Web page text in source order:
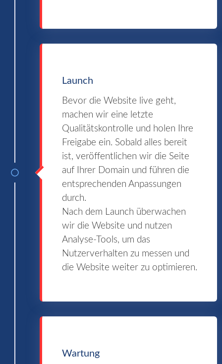
Launch
Bevor die Website live geht,
machen wir eine letzte
Qualitätskontrolle und holen Ihre
Freigabe ein. Sobald alles bereit
ist, veröffentlichen wir die Seite
auf Ihrer Domain und führen die
entsprechenden Anpassungen
durch.
Nach dem Launch überwachen
wir die Website und nutzen
Analyse-Tools, um das
Nutzerverhalten zu messen und
die Website weiter zu optimieren.
Wartung